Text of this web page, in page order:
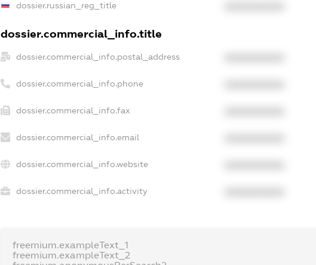
dossier.russian_reg_title
dossier.commercial_info.title
dossier.commercial_info.postal_address
dossier.commercial_info.phone
dossier.commercial_info.fax
dossier.commercial_info.email
dossier.commercial_info.website
dossier.commercial_info.activity
freemium.exampleText_1
freemium.exampleText_2